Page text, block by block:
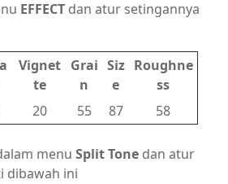
EFFECT dan atur setingannya
Vignet
te
Grai
n
Siz
e
Roughne
ss
20 55 87 58
menu Split Tone dan atur
dibawah ini